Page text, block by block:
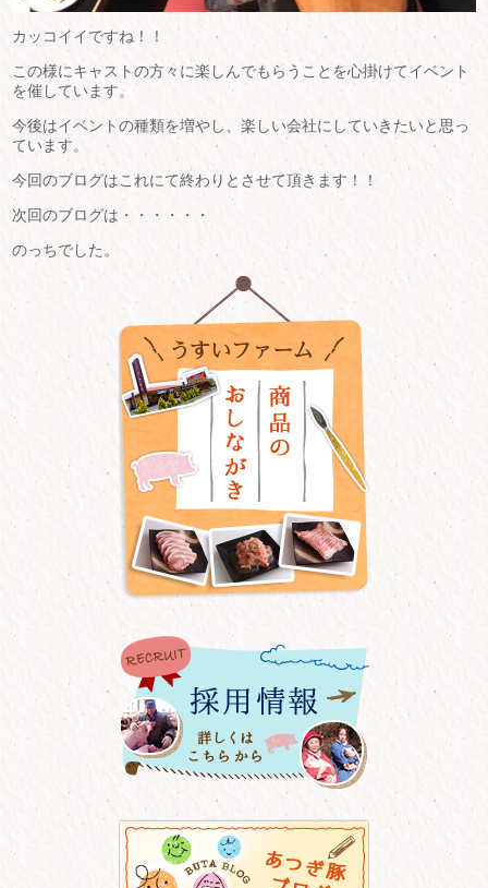
カッコイイですね！！
この様にキャストの方々に楽しんでもらうことを心掛けてイベント
を催しています。
今後はイベントの種類を増やし、楽しい会社にしていきたいと思っ
ています。
今回のブログはこれにて終わりとさせて頂きます！！
次回のブログは・・・・・・
のっちでした。